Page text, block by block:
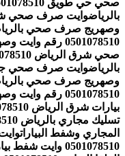
بالرياض
وصهريج صرف صحي
0501078510 رقم وايت وصهريج صرف صحي بالرياض
بالرياض
وصهريج صرف صحي
0501078510 رقم وايت وصهريج صرف صحي بالرياض
بيارات شرق الرياض 0501078510 افضل خدمات شفط البيارات
المجاري وشفط البيارات
0501078510 وايت شفط بيارات بالرياض